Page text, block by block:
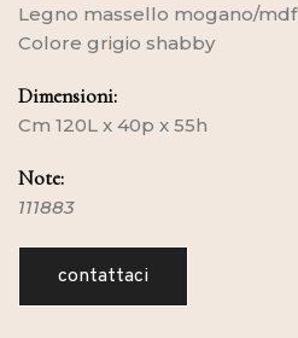
Legno massello mogano/mdf
Colore grigio shabby
Dimensioni:
Cm 120L x 40p x 55h
Note:
111883
contattaci